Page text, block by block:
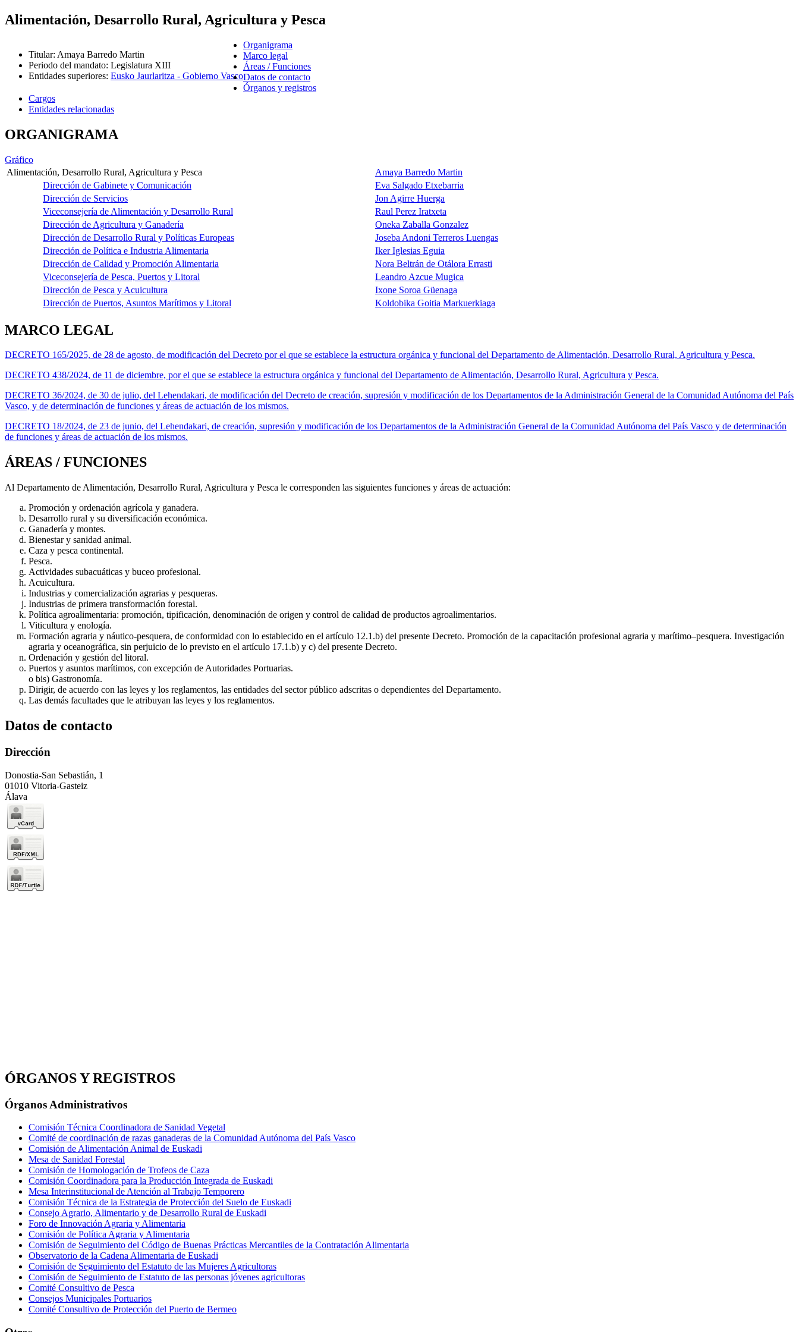
Alimentación, Desarrollo Rural, Agricultura y Pesca
Titular: Amaya Barredo Martin
Periodo del mandato: Legislatura XIII
Entidades superiores: Eusko Jaurlaritza - Gobierno Vasco
Organigrama
Marco legal
Áreas / Funciones
Datos de contacto
Órganos y registros
Cargos
Entidades relacionadas
ORGANIGRAMA
Gráfico
Alimentación, Desarrollo Rural, Agricultura y Pesca
Amaya Barredo Martin
Dirección de Gabinete y Comunicación
Eva Salgado Etxebarria
Dirección de Servicios
Jon Agirre Huerga
Viceconsejería de Alimentación y Desarrollo Rural
Raul Perez Iratxeta
Dirección de Agricultura y Ganadería
Oneka Zaballa Gonzalez
Dirección de Desarrollo Rural y Políticas Europeas
Joseba Andoni Terreros Luengas
Dirección de Política e Industria Alimentaria
Iker Iglesias Eguia
Dirección de Calidad y Promoción Alimentaria
Nora Beltrán de Otálora Errasti
Viceconsejería de Pesca, Puertos y Litoral
Leandro Azcue Mugica
Dirección de Pesca y Acuicultura
Ixone Soroa Güenaga
Dirección de Puertos, Asuntos Marítimos y Litoral
Koldobika Goitia Markuerkiaga
MARCO LEGAL
DECRETO 165/2025, de 28 de agosto, de modificación del Decreto por el que se establece la estructura orgánica y funcional del Departamento de Alimentación, Desarrollo Rural, Agricultura y Pesca.
DECRETO 438/2024, de 11 de diciembre, por el que se establece la estructura orgánica y funcional del Departamento de Alimentación, Desarrollo Rural, Agricultura y Pesca.
DECRETO 36/2024, de 30 de julio, del Lehendakari, de modificación del Decreto de creación, supresión y modificación de los Departamentos de la Administración General de la Comunidad Autónoma del País
Vasco, y de determinación de funciones y áreas de actuación de los mismos.
DECRETO 18/2024, de 23 de junio, del Lehendakari, de creación, supresión y modificación de los Departamentos de la Administración General de la Comunidad Autónoma del País Vasco y de determinación
de funciones y áreas de actuación de los mismos.
ÁREAS / FUNCIONES
Al Departamento de Alimentación, Desarrollo Rural, Agricultura y Pesca le corresponden las siguientes funciones y áreas de actuación:
Promoción y ordenación agrícola y ganadera.
Desarrollo rural y su diversificación económica.
Ganadería y montes.
Bienestar y sanidad animal.
Caza y pesca continental.
Pesca.
Actividades subacuáticas y buceo profesional.
Acuicultura.
Industrias y comercialización agrarias y pesqueras.
Industrias de primera transformación forestal.
Política agroalimentaria: promoción, tipificación, denominación de origen y control de calidad de productos agroalimentarios.
Viticultura y enología.
Formación agraria y náutico-pesquera, de conformidad con lo establecido en el artículo 12.1.b) del presente Decreto. Promoción de la capacitación profesional agraria y marítimo–pesquera. Investigación
agraria y oceanográfica, sin perjuicio de lo previsto en el artículo 17.1.b) y c) del presente Decreto.
Ordenación y gestión del litoral.
Puertos y asuntos marítimos, con excepción de Autoridades Portuarias.
o bis) Gastronomía.
Dirigir, de acuerdo con las leyes y los reglamentos, las entidades del sector público adscritas o dependientes del Departamento.
Las demás facultades que le atribuyan las leyes y los reglamentos.
Datos de contacto
Dirección
Donostia-San Sebastián, 1
01010 Vitoria-Gasteiz
Álava
ÓRGANOS Y REGISTROS
Órganos Administrativos
Comisión Técnica Coordinadora de Sanidad Vegetal
Comité de coordinación de razas ganaderas de la Comunidad Autónoma del País Vasco
Comisión de Alimentación Animal de Euskadi
Mesa de Sanidad Forestal
Comisión de Homologación de Trofeos de Caza
Comisión Coordinadora para la Producción Integrada de Euskadi
Mesa Interinstitucional de Atención al Trabajo Temporero
Comisión Técnica de la Estrategia de Protección del Suelo de Euskadi
Consejo Agrario, Alimentario y de Desarrollo Rural de Euskadi
Foro de Innovación Agraria y Alimentaria
Comisión de Política Agraria y Alimentaria
Comisión de Seguimiento del Código de Buenas Prácticas Mercantiles de la Contratación Alimentaria
Observatorio de la Cadena Alimentaria de Euskadi
Comisión de Seguimiento del Estatuto de las Mujeres Agricultoras
Comisión de Seguimiento de Estatuto de las personas jóvenes agricultoras
Comité Consultivo de Pesca
Consejos Municipales Portuarios
Comité Consultivo de Protección del Puerto de Bermeo